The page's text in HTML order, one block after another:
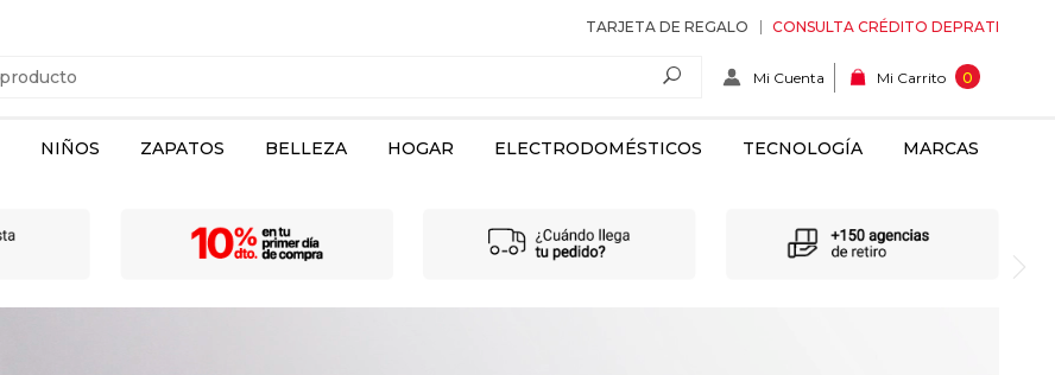
TARJETA DE REGALO CONSULTA CRÉDITO DEPRATI
Mi Cuenta Mi Carrito 0
NIÑOS ZAPATOS BELLEZA HOGAR ELECTRODOMÉSTICOS TECNOLOGÍA MARCAS